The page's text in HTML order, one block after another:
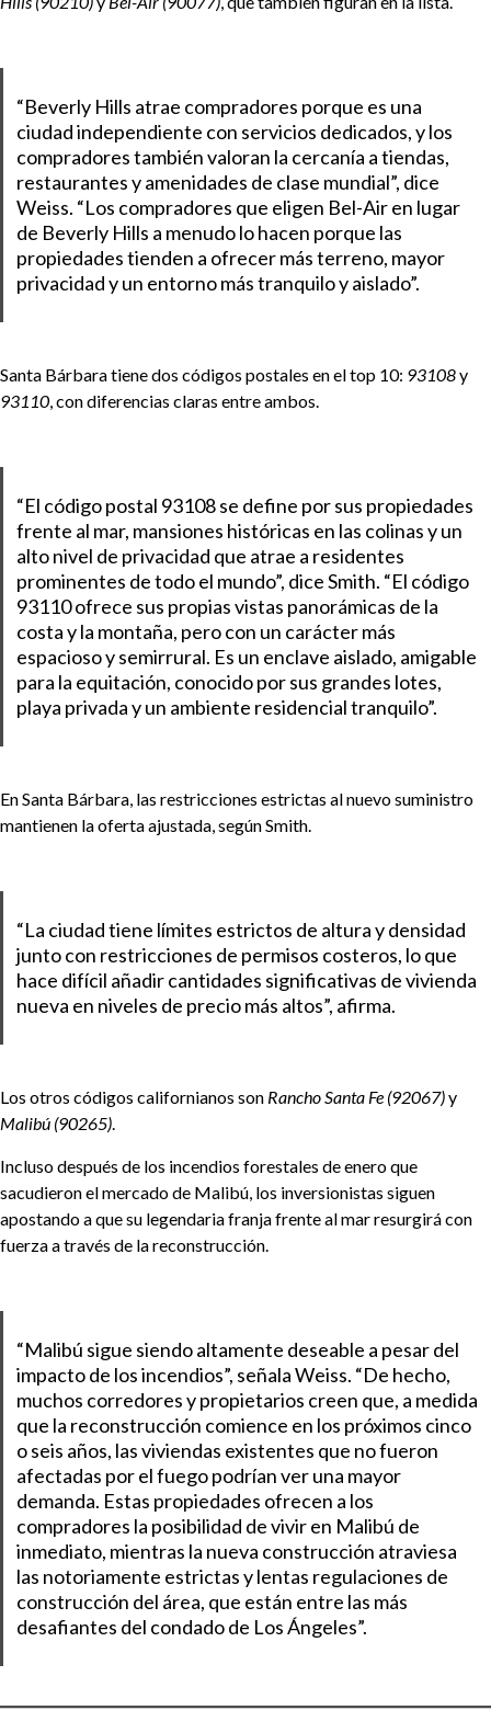
“Beverly Hills atrae compradores porque es una
ciudad independiente con servicios dedicados, y los
compradores también valoran la cercanía a tiendas,
restaurantes y amenidades de clase mundial”, dice
Weiss. “Los compradores que eligen Bel-Air en lugar
de Beverly Hills a menudo lo hacen porque las
propiedades tienden a ofrecer más terreno, mayor
privacidad y un entorno más tranquilo y aislado”.
Santa Bárbara tiene dos códigos postales en el top 10: 93108y
93110 , con diferencias claras entre ambos.
“El código postal 93108 se define por sus propiedades
frente al mar, mansiones históricas en las colinas y un
alto nivel de privacidad que atrae a residentes
prominentes de todo el mundo”, dice Smith. “El código
93110 ofrece sus propias vistas panorámicas de la
costa y la montaña, pero con un carácter más
espacioso y semirrural. Es un enclave aislado, amigable
para la equitación, conocido por sus grandes lotes,
playa privada y un ambiente residencial tranquilo”.
En Santa Bárbara, las restricciones estrictas al nuevo suministro
mantienen la oferta ajustada, según Smith.
“La ciudad tiene límites estrictos de altura y densidad
junto con restricciones de permisos costeros, lo que
hace difícil añadir cantidades significativas de vivienda
nueva en niveles de precio más altos”, afirma.
Los otros códigos californianos son Rancho Santa Fe (92067)y
Malibú (90265)
Incluso después de los incendios forestales de enero que
sacudieron el mercado de Malibú, los inversionistas siguen
apostando a que su legendaria franja frente al mar resurgirá con
fuerza a través de la reconstrucción.
“Malibú sigue siendo altamente deseable a pesar del
impacto de los incendios”, señala Weiss. “De hecho,
muchos corredores y propietarios creen que, a medida
que la reconstrucción comience en los próximos cinco
o seis años, las viviendas existentes que no fueron
afectadas por el fuego podrían ver una mayor
demanda. Estas propiedades ofrecen a los
compradores la posibilidad de vivir en Malibú de
inmediato, mientras la nueva construcción atraviesa
las notoriamente estrictas y lentas regulaciones de
construcción del área, que están entre las más
desafiantes del condado de Los Ángeles”.